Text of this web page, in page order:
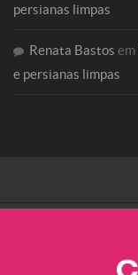
persianas limpas
Renata Bastos em
e persianas limpas